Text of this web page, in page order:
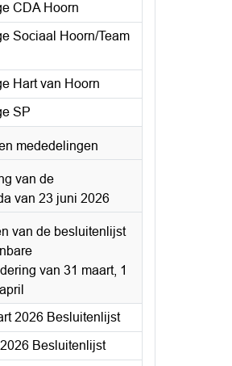
CDA Hoorn
Sociaal Hoorn/Team
Hart van Hoorn
SP
mededelingen
van de
van 23 juni 2026
van de besluitenlijst
van 31 maart, 1
2026 Besluitenlijst
Besluitenlijst